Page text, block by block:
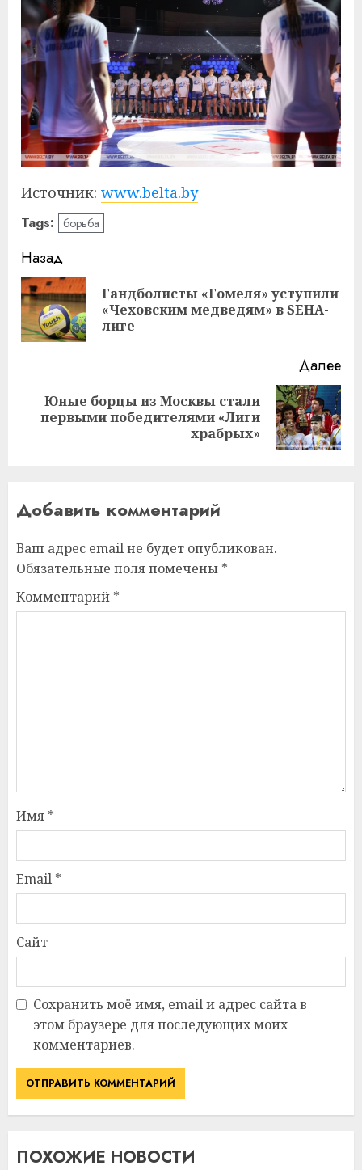
Источник: www.belta.by
Tags: борьба
Навигация
записи
Назад
Гандболисты «Гомеля» уступили
«Чеховским медведям» в SEHA-
лиге
Далее
Следующая
Юные борцы из Москвы стали
первыми победителями «Лиги
храбрых»
Добавить комментарий
Ваш адрес email не будет опубликован.
Обязательные поля помечены *
Комментарий *
Имя *
Email *
Сайт
Сохранить моё имя, email и адрес сайта в
этом браузере для последующих моих
комментариев.
ПОХОЖИЕ НОВОСТИ